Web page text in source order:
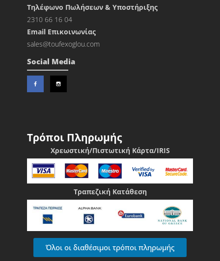
Τηλέφωνο Πωλήσεων & Υποστήριξης
2310 66 16 04
Εmail Επικοινωνίας
sales@toufexoglou.com
Social Media
Τρόποι Πληρωμής
Χρεωστική/Πιστωτική Κάρτα/IRIS
Τραπεζική Κατάθεση
Όλοι οι διαθέσιμοι τρόποι πληρωμής